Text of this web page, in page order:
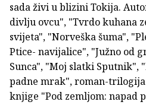
sada živi u blizini Tokija.
divlju ovcu", "Tvrdo kuhana
svijeta", "Norveška šuma",
Ptice- navijalice", "Južno od
Sunca", "Moj slatki Sputnik",
padne mrak", roman-
knjige "Pod zemljom: napad